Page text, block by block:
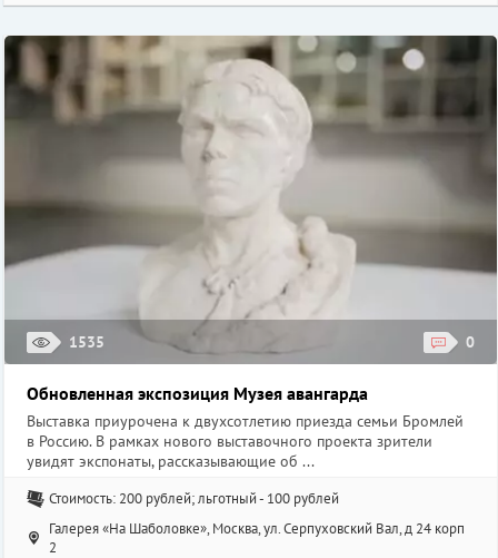
1535 0
Обновленная экспозиция Музея авангарда
Выставка приурочена к двухсотлетию приезда семьи Бромлей
в Россию. В рамках нового выставочного проекта зрители
увидят экспонаты, рассказывающие об ...
Стоимость: 200 рублей; льготный - 100 рублей
Галерея «На Шаболовке», Москва, ул. Серпуховский Вал, д 24 корп
2